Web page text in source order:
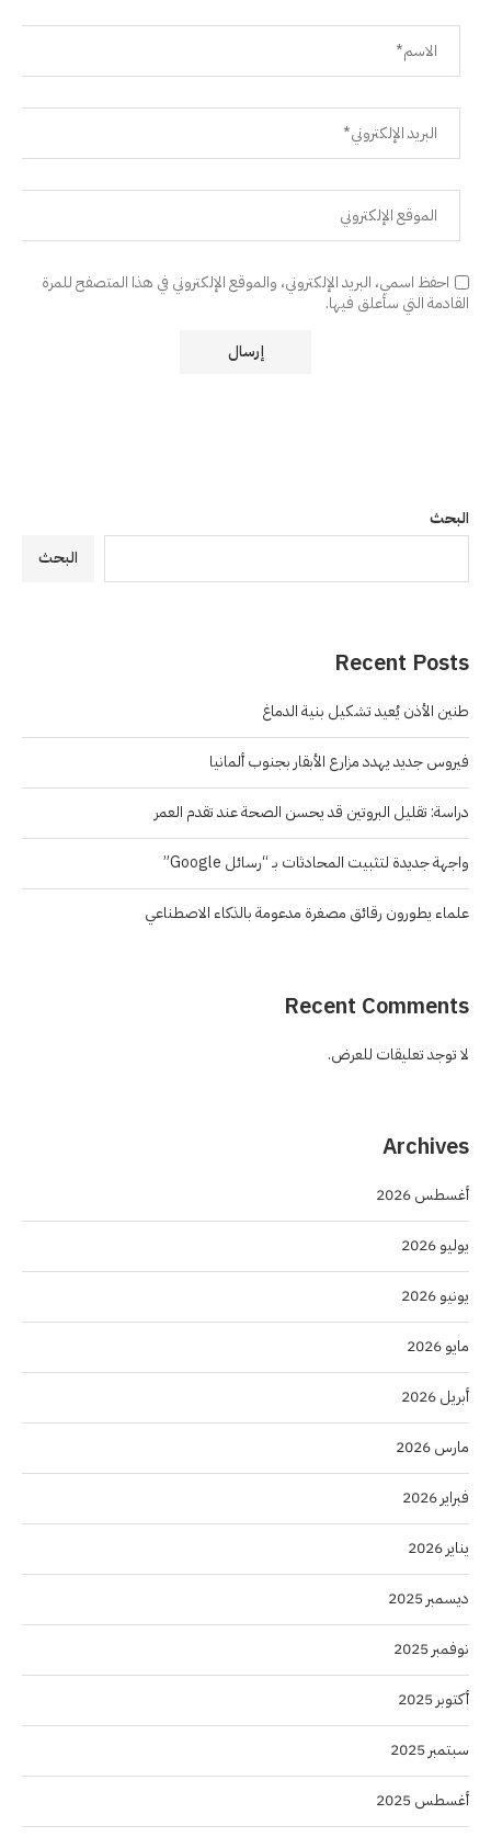
احفظ اسمي، البريد الإلكتروني، والموقع الإلكتروني في هذا المتصفح للمرة
القادمة التي سأعلق فيها.
البحث
البحث
Recent Posts
طنين الأذن يُعيد تشكيل بنية الدماغ
فيروس جديد يهدد مزارع الأبقار بجنوب ألمانيا
دراسة: تقليل البروتين قد يحسن الصحة عند تقدم العمر
واجهة جديدة لتثبيت المحادثات بـ “رسائل Google”
علماء يطورون رقائق مصغرة مدعومة بالذكاء الاصطناعي
Recent Comments
لا توجد تعليقات للعرض.
Archives
أغسطس 2026
يوليو 2026
يونيو 2026
مايو 2026
أبريل 2026
مارس 2026
فبراير 2026
يناير 2026
ديسمبر 2025
نوفمبر 2025
أكتوبر 2025
سبتمبر 2025
أغسطس 2025